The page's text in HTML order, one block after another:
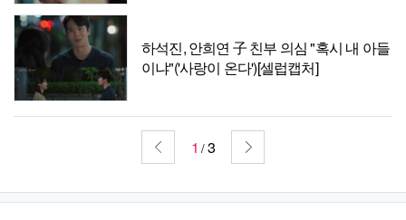
하석진, 안희연 子 친부 의심 "혹시 내 아들
이냐"('사랑이 온다')[셀럽캡처]
1 /3